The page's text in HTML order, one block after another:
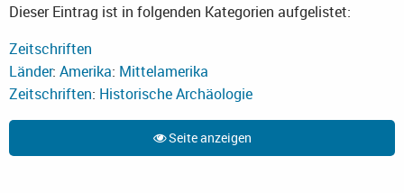
Dieser Eintrag ist in folgenden Kategorien aufgelistet:
Zeitschriften
Länder: Amerika: Mittelamerika
Zeitschriften: Historische Archäologie
Seite anzeigen